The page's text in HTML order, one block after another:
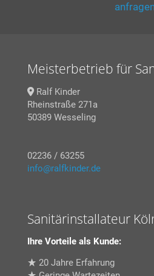
Meisterbetrieb für
Ralf Kinder
Rheinstraße 271a
50389 Wesseling
02236 / 63255
info@ralfkinder.de
Sanitärinstallateur
Ihre Vorteile als Kunde:
20 Jahre Erfahrung